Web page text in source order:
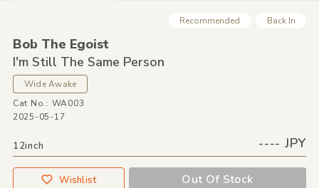
Recommended Back In
Bob The Egoist
I'm Still The Same Person
Wide Awake
Cat No.: WA003
2025-05-17
12inch ---- JPY
Wishlist Out Of Stock